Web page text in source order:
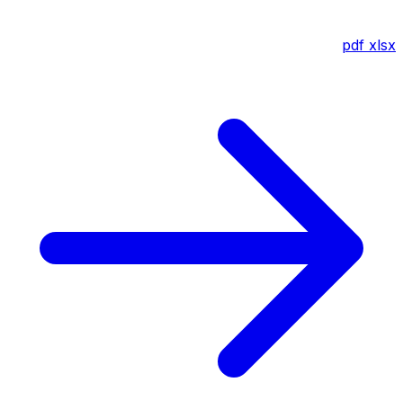
pdf xlsx